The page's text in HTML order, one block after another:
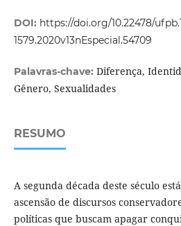
DOI: https://doi.org/10.22478/
1579.2020v13nEspecial.54709
Palavras-chave: Diferença,
Gênero, Sexualidades
RESUMO
A segunda década deste século
ascensão de discursos
políticas que buscam apagar